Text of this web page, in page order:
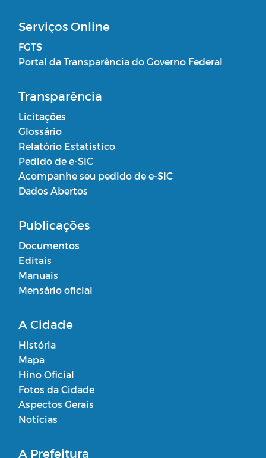
Serviços Online
FGTS
Portal da Transparência do Governo Federal
Transparência
Licitações
Glossário
Relatório Estatístico
Pedido de e-SIC
Acompanhe seu pedido de e-SIC
Dados Abertos
Publicações
Documentos
Editais
Manuais
Mensário oficial
A Cidade
História
Mapa
Hino Oficial
Fotos da Cidade
Aspectos Gerais
Notícias
A Prefeitura